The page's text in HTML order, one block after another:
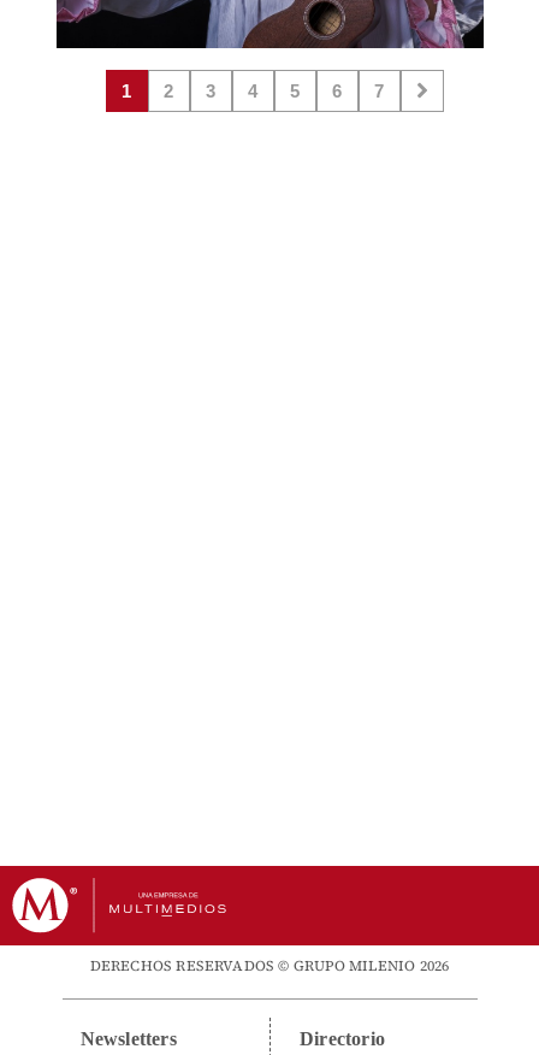
1 2 3 4 5 6 7
DERECHOS RESERVADOS © GRUPO MILENIO 2026
Newsletters Directorio